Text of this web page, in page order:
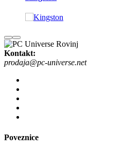
Kontakt:
prodaja@pc-universe.net
Poveznice